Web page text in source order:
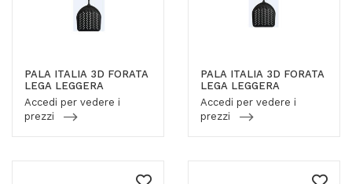
PALA ITALIA 3D FORATA
LEGA LEGGERA
Accedi per vedere i
prezzi
PALA ITALIA 3D FORATA
LEGA LEGGERA
Accedi per vedere i
prezzi